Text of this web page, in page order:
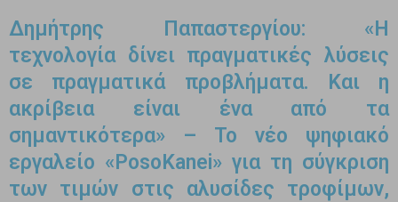
Δημήτρης Παπαστεργίου: «Η
τεχνολογία δίνει πραγματικές λύσεις
σε πραγματικά προβλήματα. Και η
ακρίβεια είναι ένα από τα
σημαντικότερα» – Το νέο ψηφιακό
εργαλείο «PosoKanei» για τη σύγκριση
των τιμών στις αλυσίδες τροφίμων,